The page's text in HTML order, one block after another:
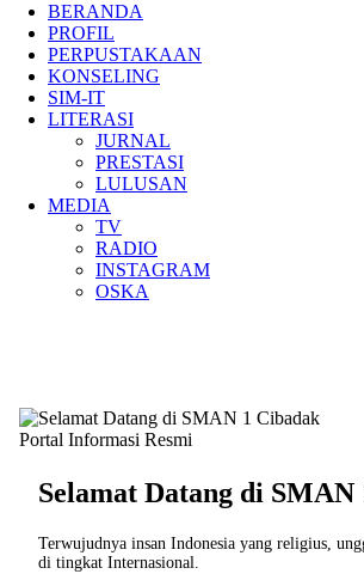
BERANDA
PROFIL
PERPUSTAKAAN
KONSELING
SIM-IT
LITERASI
JURNAL
PRESTASI
LULUSAN
MEDIA
TV
RADIO
INSTAGRAM
OSKA
Portal Informasi Resmi
Selamat Datang di SMAN
Terwujudnya insan Indonesia yang religius,
di tingkat Internasional.